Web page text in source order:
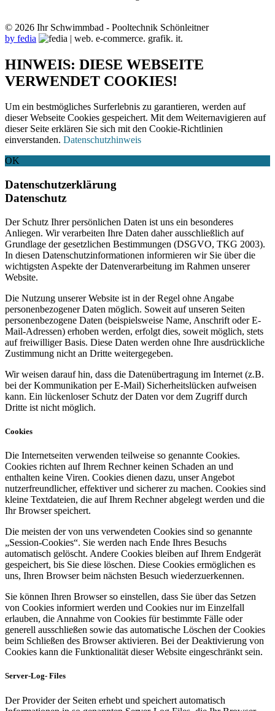
© 2026 Ihr Schwimmbad - Pooltechnik Schönleitner
by fedia
HINWEIS: DIESE WEBSEITE
VERWENDET COOKIES!
Um ein bestmögliches Surferlebnis zu garantieren, werden auf
dieser Webseite Cookies gespeichert. Mit dem Weiternavigieren auf
dieser Seite erklären Sie sich mit den Cookie-Richtlinien
einverstanden. Datenschutzhinweis
OK
Datenschutzerklärung
Datenschutz
Der Schutz Ihrer persönlichen Daten ist uns ein besonderes
Anliegen. Wir verarbeiten Ihre Daten daher ausschließlich auf
Grundlage der gesetzlichen Bestimmungen (DSGVO, TKG 2003).
In diesen Datenschutzinformationen informieren wir Sie über die
wichtigsten Aspekte der Datenverarbeitung im Rahmen unserer
Website.
Die Nutzung unserer Website ist in der Regel ohne Angabe
personenbezogener Daten möglich. Soweit auf unseren Seiten
personenbezogene Daten (beispielsweise Name, Anschrift oder E-
Mail-Adressen) erhoben werden, erfolgt dies, soweit möglich, stets
auf freiwilliger Basis. Diese Daten werden ohne Ihre ausdrückliche
Zustimmung nicht an Dritte weitergegeben.
Wir weisen darauf hin, dass die Datenübertragung im Internet (z.B.
bei der Kommunikation per E-Mail) Sicherheitslücken aufweisen
kann. Ein lückenloser Schutz der Daten vor dem Zugriff durch
Dritte ist nicht möglich.
Cookies
Die Internetseiten verwenden teilweise so genannte Cookies.
Cookies richten auf Ihrem Rechner keinen Schaden an und
enthalten keine Viren. Cookies dienen dazu, unser Angebot
nutzerfreundlicher, effektiver und sicherer zu machen. Cookies sind
kleine Textdateien, die auf Ihrem Rechner abgelegt werden und die
Ihr Browser speichert.
Die meisten der von uns verwendeten Cookies sind so genannte
„Session-Cookies“. Sie werden nach Ende Ihres Besuchs
automatisch gelöscht. Andere Cookies bleiben auf Ihrem Endgerät
gespeichert, bis Sie diese löschen. Diese Cookies ermöglichen es
uns, Ihren Browser beim nächsten Besuch wiederzuerkennen.
Sie können Ihren Browser so einstellen, dass Sie über das Setzen
von Cookies informiert werden und Cookies nur im Einzelfall
erlauben, die Annahme von Cookies für bestimmte Fälle oder
generell ausschließen sowie das automatische Löschen der Cookies
beim Schließen des Browser aktivieren. Bei der Deaktivierung von
Cookies kann die Funktionalität dieser Website eingeschränkt sein.
Server-Log- Files
Der Provider der Seiten erhebt und speichert automatisch